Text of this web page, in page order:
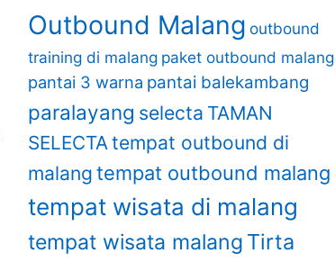
Outbound Malang outbound
training di malang paket outbound malang
pantai 3 warna pantai balekambang
paralayang selecta TAMAN
SELECTAtempat outbound di
malang tempat outbound malang
tempat wisata di malang
tempat wisata malang Tirta